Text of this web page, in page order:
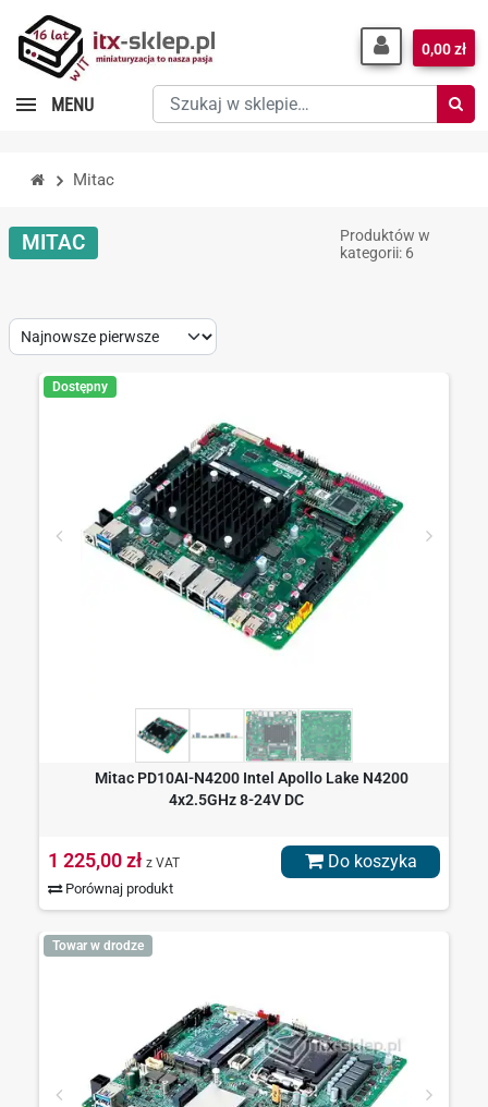
Szukaj
w
0,00 zł
MENU
Mitac
MITAC
Produktów w
kategorii: 6
Sort
Dostępny
Mitac PD10AI-N4200 Intel Apollo Lake N4200
4x2.5GHz 8-24V DC
1 225,00 zł z VAT
Porównaj produkt
Do koszyka
Towar w drodze